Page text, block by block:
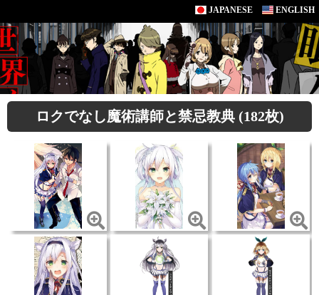
JAPANESE ENGLISH
ロクでなし魔術講師と禁忌教典 (182枚)